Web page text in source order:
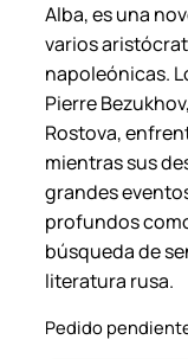
Alba, es una
varios
napoleónicas.
Pierre
Rostova,
mientras sus
grandes
profundos
búsqueda de
literatura rusa.
Pedido